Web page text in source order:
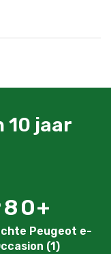
10 jaar
Peugeot e-
(1)